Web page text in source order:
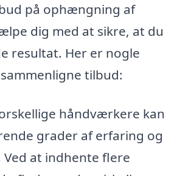
på ophængning af
dig med at sikre, at du
resultat. Her er nogle
tilbud:
håndværkere kan
grader af erfaring og
Ved at indhente flere